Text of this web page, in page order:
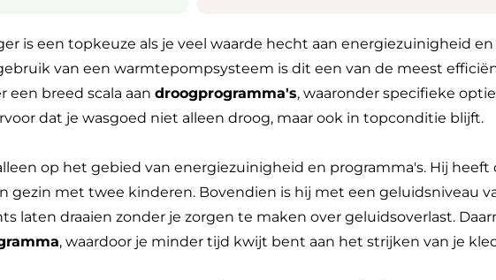
is een topkeuze als je veel waarde hecht aan energiezuinigheid
van een warmtepompsysteem is dit een van de meest
een breed scala aan droogprogramma's, waaronder specifieke
dat je wasgoed niet alleen droog, maar ook in topconditie blijft.
op het gebied van energiezuinigheid en programma's. Hij heeft
gezin met twee kinderen. Bovendien is hij met een geluidsniveau
laten draaien zonder je zorgen te maken over geluidsoverlast.
, waardoor je minder tijd kwijt bent aan het strijken van je